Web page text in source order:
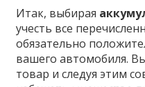
Итак, выбирая
учесть все
обязательно
вашего автомобиля.
товар и следуя этим